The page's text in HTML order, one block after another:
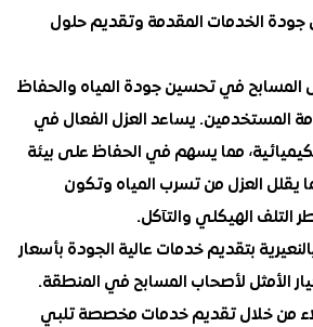
المقدمة وتقديم حلول
في تحسين جودة المياه والحفاظ
يساعد العزل الفعال في
مما يسهم في الحفاظ على بيئة
من تسرب المياه وتكون
والتآكل.
خدمات عالية الجودة بأسعار
لأصحاب المسابح في المنطقة.
تقديم خدمات مخصصة تلبي